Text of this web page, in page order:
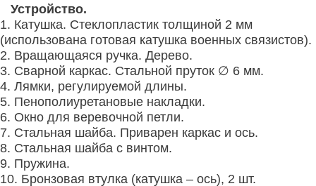
Устройство.
1. Катушка. Стеклопластик толщиной 2 мм
(использована готовая катушка военных связистов).
2. Вращающаяся ручка. Дерево.
3. Сварной каркас. Стальной пруток ∅ 6 мм.
4. Лямки, регулируемой длины.
5. Пенополиуретановые накладки.
6. Окно для веревочной петли.
7. Стальная шайба. Приварен каркас и ось.
8. Стальная шайба с винтом.
9. Пружина.
10. Бронзовая втулка (катушка – ось), 2 шт.